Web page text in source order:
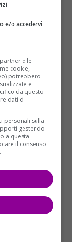
possibilità di
dalla
ha dichiarato:
aspetto
l’età
i germi
passare nel
difficile da
e le
e/o accedervi
e le
cookie,
potrebbero
e
da questo
dati di
personali sulla
gestendo
a questa
il consenso